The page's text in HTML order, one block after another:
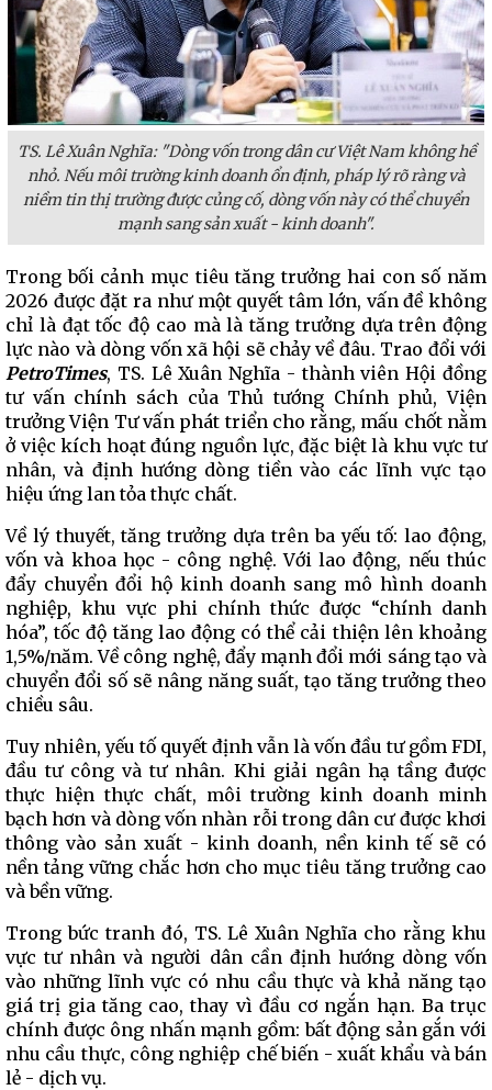
TS. Lê Xuân Nghĩa: "Dòng vốn trong dân cư Việt Nam không hề
nhỏ. Nếu môi trường kinh doanh ổn định, pháp lý rõ ràng và
niềm tin thị trường được củng cố, dòng vốn này có thể chuyển
mạnh sang sản xuất - kinh doanh".
Trong bối cảnh mục tiêu tăng trưởng hai con số năm
2026 được đặt ra như một quyết tâm lớn, vấn đề không
chỉ là đạt tốc độ cao mà là tăng trưởng dựa trên động
lực nào và dòng vốn xã hội sẽ chảy về đâu. Trao đổi với
PetroTimes, TS. Lê Xuân Nghĩa - thành viên Hội đồng
tư vấn chính sách của Thủ tướng Chính phủ, Viện
trưởng Viện Tư vấn phát triển cho rằng, mấu chốt nằm
ở việc kích hoạt đúng nguồn lực, đặc biệt là khu vực tư
nhân, và định hướng dòng tiền vào các lĩnh vực tạo
hiệu ứng lan tỏa thực chất.
Về lý thuyết, tăng trưởng dựa trên ba yếu tố: lao động,
vốn và khoa học - công nghệ. Với lao động, nếu thúc
đẩy chuyển đổi hộ kinh doanh sang mô hình doanh
nghiệp, khu vực phi chính thức được “chính danh
hóa”, tốc độ tăng lao động có thể cải thiện lên khoảng
1,5%/năm. Về công nghệ, đẩy mạnh đổi mới sáng tạo và
chuyển đổi số sẽ nâng năng suất, tạo tăng trưởng theo
chiều sâu.
Tuy nhiên, yếu tố quyết định vẫn là vốn đầu tư gồm FDI,
đầu tư công và tư nhân. Khi giải ngân hạ tầng được
thực hiện thực chất, môi trường kinh doanh minh
bạch hơn và dòng vốn nhàn rỗi trong dân cư được khơi
thông vào sản xuất - kinh doanh, nền kinh tế sẽ có
nền tảng vững chắc hơn cho mục tiêu tăng trưởng cao
và bền vững.
Trong bức tranh đó, TS. Lê Xuân Nghĩa cho rằng khu
vực tư nhân và người dân cần định hướng dòng vốn
vào những lĩnh vực có nhu cầu thực và khả năng tạo
giá trị gia tăng cao, thay vì đầu cơ ngắn hạn. Ba trục
chính được ông nhấn mạnh gồm: bất động sản gắn với
nhu cầu thực, công nghiệp chế biến - xuất khẩu và bán
lẻ - dịch vụ.